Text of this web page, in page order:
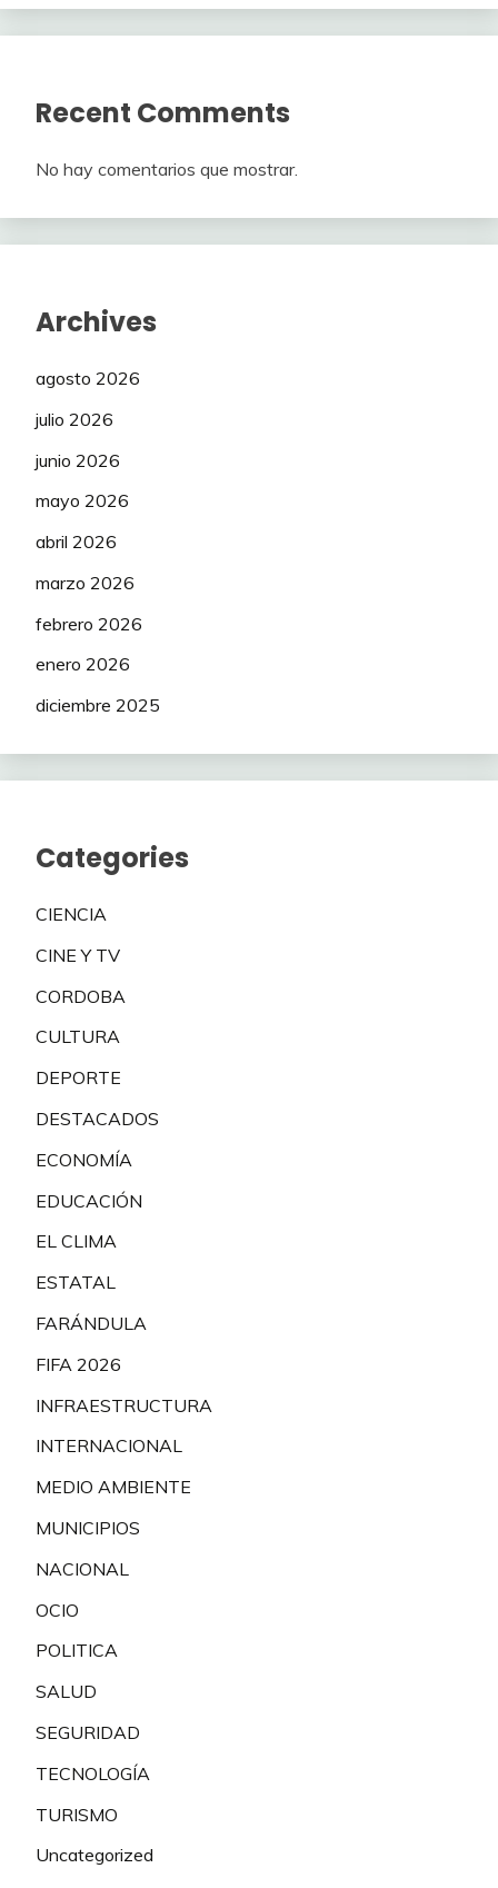
Recent Comments
No hay comentarios que mostrar.
Archives
agosto 2026
julio 2026
junio 2026
mayo 2026
abril 2026
marzo 2026
febrero 2026
enero 2026
diciembre 2025
Categories
CIENCIA
CINE Y TV
CORDOBA
CULTURA
DEPORTE
DESTACADOS
ECONOMÍA
EDUCACIÓN
EL CLIMA
ESTATAL
FARÁNDULA
FIFA 2026
INFRAESTRUCTURA
INTERNACIONAL
MEDIO AMBIENTE
MUNICIPIOS
NACIONAL
OCIO
POLITICA
SALUD
SEGURIDAD
TECNOLOGÍA
TURISMO
Uncategorized